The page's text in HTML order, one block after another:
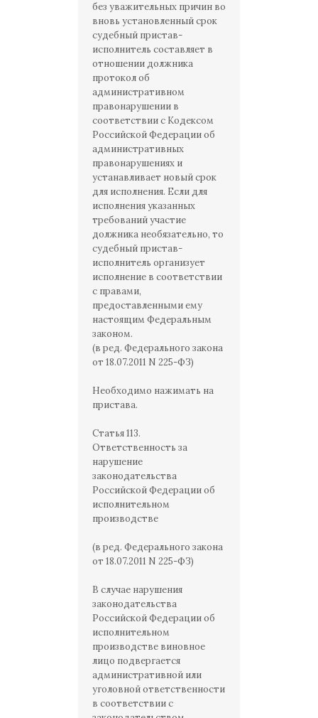
без уважительных причин во
вновь установленный срок
судебный пристав-
исполнитель составляет в
отношении должника
протокол об
административном
правонарушении в
соответствии с Кодексом
Российской Федерации об
административных
правонарушениях и
устанавливает новый срок
для исполнения. Если для
исполнения указанных
требований участие
должника необязательно, то
судебный пристав-
исполнитель организует
исполнение в соответствии
с правами,
предоставленными ему
настоящим Федеральным
законом.
(в ред. Федерального закона
от 18.07.2011 N 225-ФЗ)
Необходимо нажимать на
пристава.
Статья 113.
Ответственность за
нарушение
законодательства
Российской Федерации об
исполнительном
производстве
(в ред. Федерального закона
от 18.07.2011 N 225-ФЗ)
В случае нарушения
законодательства
Российской Федерации об
исполнительном
производстве виновное
лицо подвергается
административной или
уголовной ответственности
в соответствии с